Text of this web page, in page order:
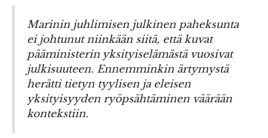
Marinin juhlimisen julkinen paheksunta
ei johtunut niinkään siitä, että kuvat
pääministerin yksityiselämästä vuosivat
julkisuuteen. Ennemminkin ärtymystä
herätti tietyn tyylisen ja eleisen
yksityisyyden ryöpsähtäminen väärään
kontekstiin.